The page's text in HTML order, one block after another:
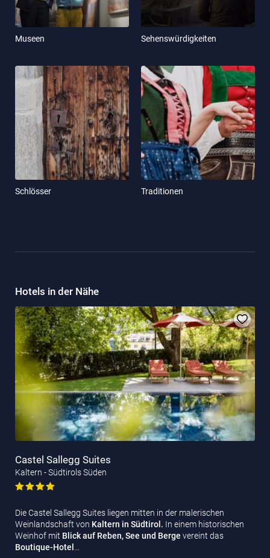
Museen Sehenswürdigkeiten
Schlösser Traditionen
Hotels in der Nähe
Castel Sallegg Suites
Kaltern - Südtirols Süden
Die Castel Sallegg Suites liegen mitten in der malerischen
Weinlandschaft von Kaltern in Südtirol. In einem historischen
Weinhof mit Blick auf Reben, See und Berge vereint das
Boutique-Hotel